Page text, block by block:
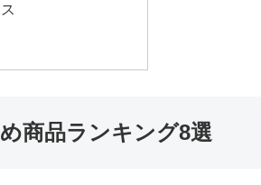
商品ランキング8選